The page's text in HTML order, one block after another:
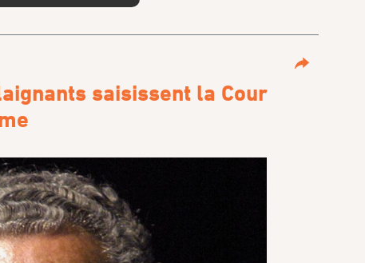
Partage
saisissent la Cour